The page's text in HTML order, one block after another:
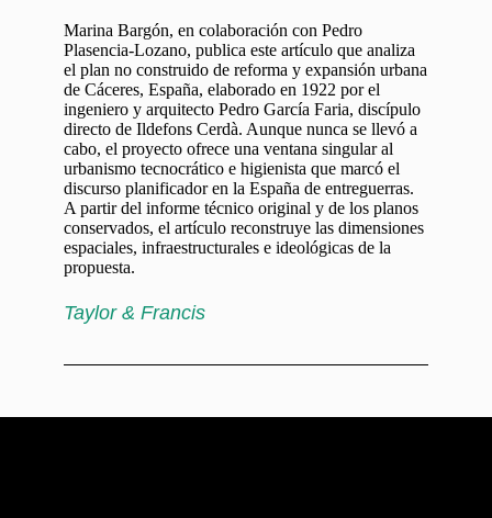
Marina Bargón, en colaboración con Pedro
Plasencia-Lozano, publica este artículo que analiza
el plan no construido de reforma y expansión urbana
de Cáceres, España, elaborado en 1922 por el
ingeniero y arquitecto Pedro García Faria, discípulo
directo de Ildefons Cerdà. Aunque nunca se llevó a
cabo, el proyecto ofrece una ventana singular al
urbanismo tecnocrático e higienista que marcó el
discurso planificador en la España de entreguerras.
A partir del informe técnico original y de los planos
conservados, el artículo reconstruye las dimensiones
espaciales, infraestructurales e ideológicas de la
propuesta.
Taylor & Francis